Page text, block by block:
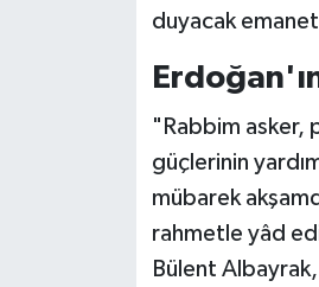
duyacak emanet
"Rabbim asker,
güçlerinin
mübarek
rahmetle yâd
Bülent